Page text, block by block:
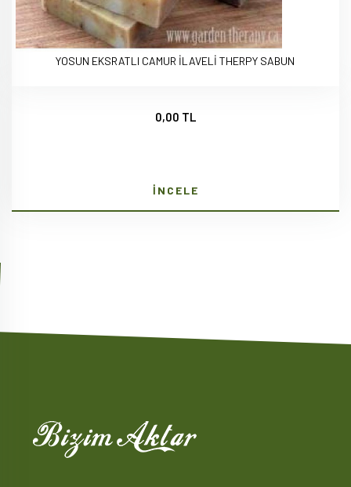
YOSUN EKSRATLI CAMUR İLAVELİ THERPY SABUN
0,00 TL
İNCELE